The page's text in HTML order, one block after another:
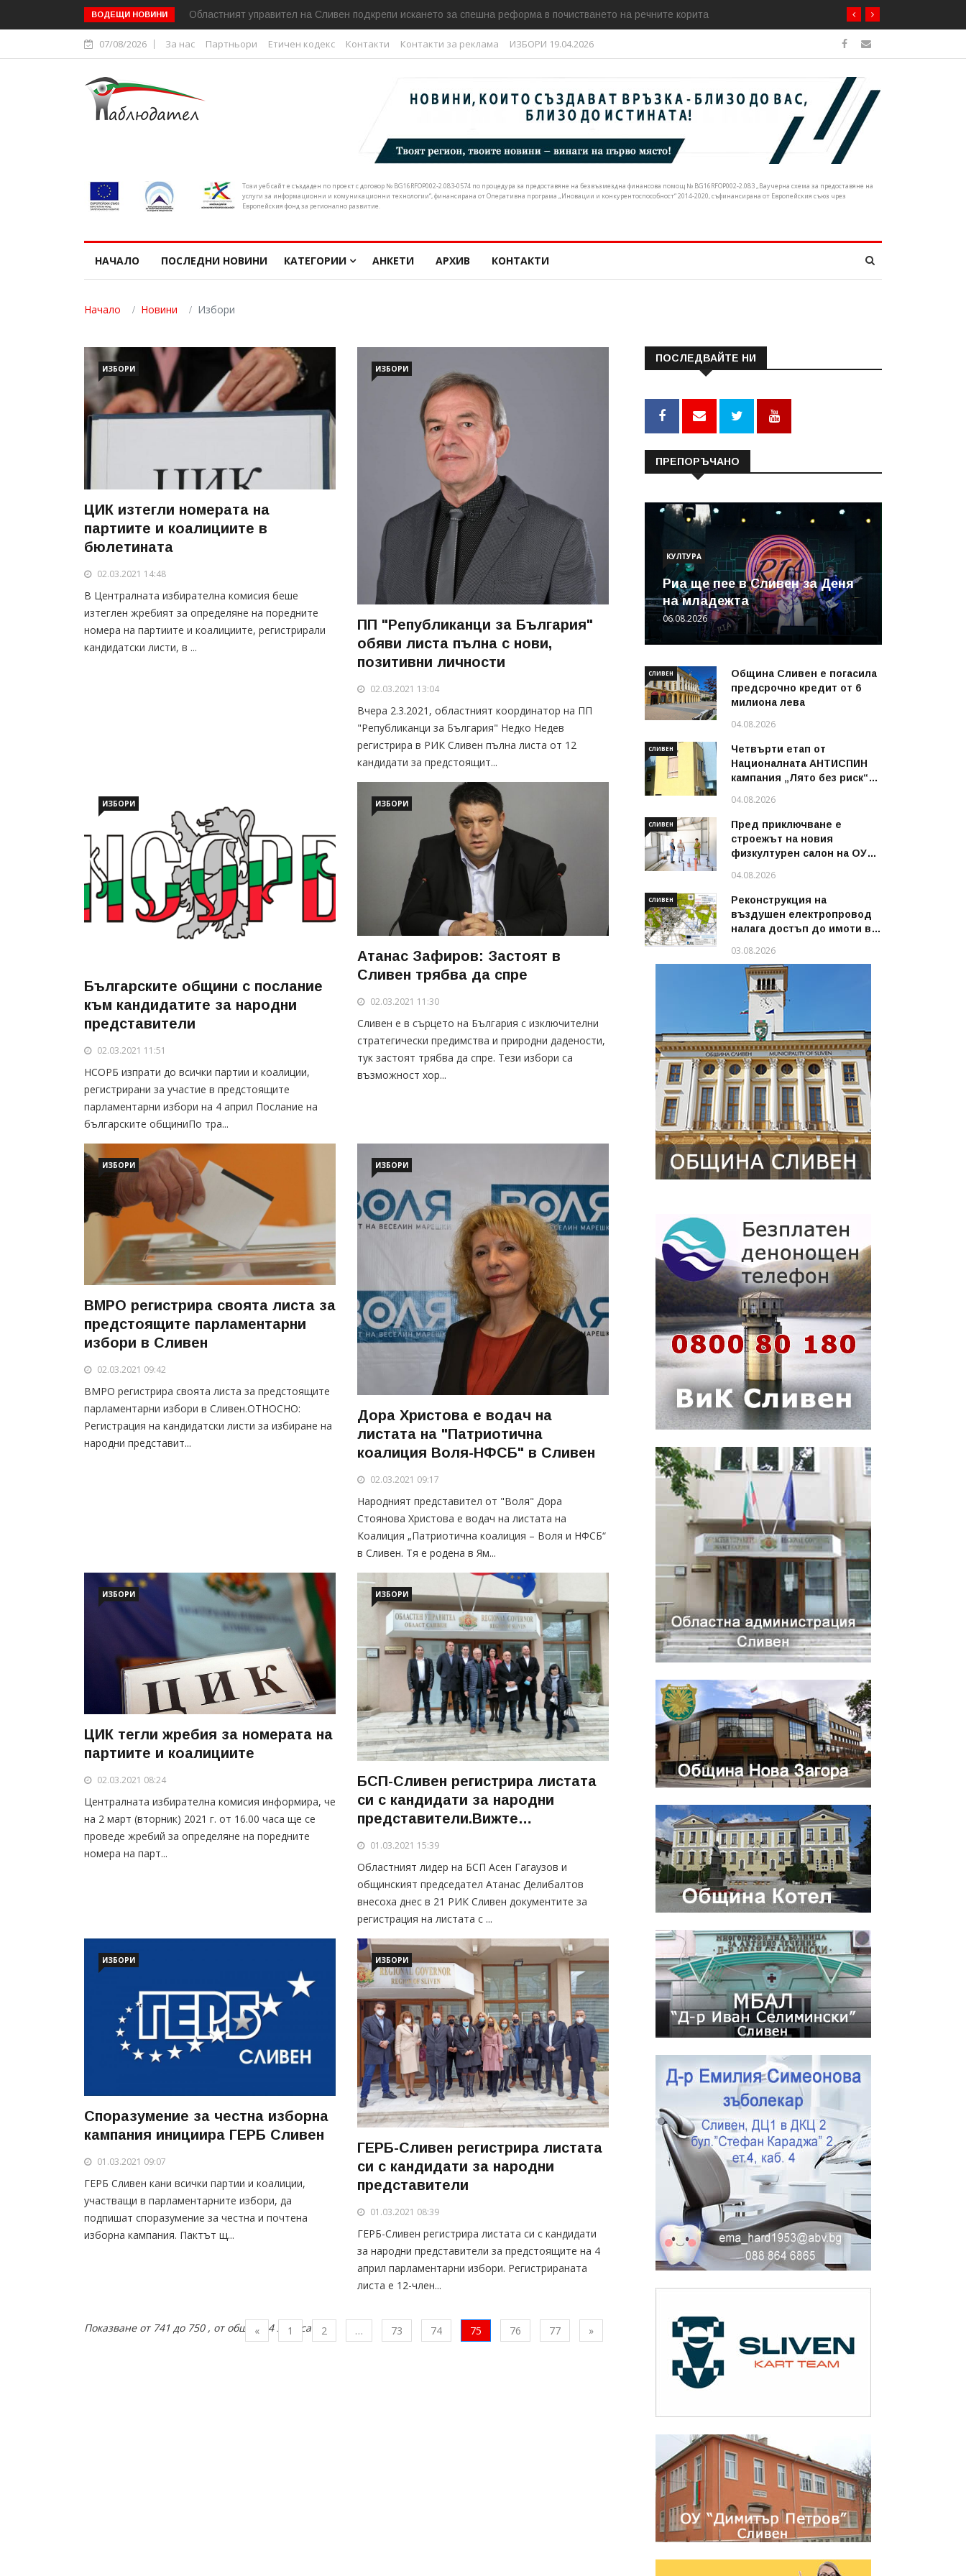
ВОДЕЩИ НОВИНИ Областният управител на Сливен подкрепи искането за спешна реформа в почистването на речните корита
07/08/2026 За нас Партньори Етичен кодекс Контакти Контакти за реклама ИЗБОРИ 19.04.2026
Този уеб сайт е създаден по проект с договор № BG16RFOP002-2.083-0574 по процедура за предоставяне на безвъзмездна финансова помощ № BG16RFOP002-2.083 „Ваучерна схема за предоставяне на
услуги за информационни и комуникационни технологии“, финансирана от Оперативна програма „Иновации и конкурентоспособност“ 2014-2020, съфинансирана от Европейския съюз чрез
Европейския фонд за регионално развитие.
НАЧАЛО ПОСЛЕДНИ НОВИНИ КАТЕГОРИИ АНКЕТИ АРХИВ КОНТАКТИ
Начало Новини Избори
ИЗБОРИ
ЦИК изтегли номерата на
партиите и коалициите в
бюлетината
02.03.2021 14:48
В Централната избирателна комисия беше
изтеглен жребият за определяне на поредните
номера на партиите и коалициите, регистрирали
кандидатски листи, в ...
ИЗБОРИ
ПП "Републиканци за България"
обяви листа пълна с нови,
позитивни личности
02.03.2021 13:04
Вчера 2.3.2021, областният координатор на ПП
"Републиканци за България" Недко Недев
регистрира в РИК Сливен пълна листа от 12
кандидати за предстоящит...
ИЗБОРИ
Българските общини с послание
към кандидатите за народни
представители
02.03.2021 11:51
НСОРБ изпрати до всички партии и коалиции,
регистрирани за участие в предстоящите
парламентарни избори на 4 април Послание на
българските общиниПо тра...
ИЗБОРИ
Атанас Зафиров: Застоят в
Сливен трябва да спре
02.03.2021 11:30
Сливен е в сърцето на България с изключителни
стратегически предимства и природни дадености,
тук застоят трябва да спре. Тези избори са
възможност хор...
ИЗБОРИ
ВМРО регистрира своята листа за
предстоящите парламентарни
избори в Сливен
02.03.2021 09:42
ВМРО регистрира своята листа за предстоящите
парламентарни избори в Сливен.ОТНОСНО:
Регистрация на кандидатски листи за избиране на
народни представит...
ИЗБОРИ
Дора Христова е водач на
листата на "Патриотична
коалиция Воля-НФСБ" в Сливен
02.03.2021 09:17
Народният представител от "Воля" Дора
Стоянова Христова е водач на листата на
Коалиция „Патриотична коалиция – Воля и НФСБ“
в Сливен. Тя е родена в Ям...
ИЗБОРИ
ЦИК тегли жребия за номерата на
партиите и коалициите
02.03.2021 08:24
Централната избирателна комисия информира, че
на 2 март (вторник) 2021 г. от 16.00 часа ще се
проведе жребий за определяне на поредните
номера на парт...
ИЗБОРИ
БСП-Сливен регистрира листата
си с кандидати за народни
представители.Вижте
01.03.2021 15:39
Областният лидер на БСП Асен Гагаузов и
общинският председател Атанас Делибалтов
внесоха днес в 21 РИК Сливен документите за
регистрация на листата с ...
ИЗБОРИ
Споразумение за честна изборна
кампания инициира ГЕРБ Сливен
01.03.2021 09:07
ГЕРБ Сливен кани всички партии и коалиции,
участващи в парламентарните избори, да
подпишат споразумение за честна и почтена
изборна кампания. Пактът щ...
ИЗБОРИ
ГЕРБ-Сливен регистрира листата
си с кандидати за народни
представители
01.03.2021 08:39
ГЕРБ-Сливен регистрира листата си с кандидати
за народни представители за предстоящите на 4
април парламентарни избори. Регистрираната
листа е 12-член...
Показване от 741 до 750 , от общо 764 записа
«Предишна
1 2 … 73 74 75 76 77 »Следваща
ПОСЛЕДВАЙТЕ НИ
ПРЕПОРЪЧАНО
КУЛТУРА
Риа ще пее в Сливен за Деня
на младежта
06.08.2026
СЛИВЕН
Община Сливен е погасила
предсрочно кредит от 6
милиона лева
04.08.2026
СЛИВЕН
Четвърти етап от
Националната АНТИСПИН
кампания „Лято без риск“
през август 2026 г.
04.08.2026
СЛИВЕН
Пред приключване е
строежът на новия
физкултурен салон на ОУ
Сливен
04.08.2026
СЛИВЕН
Реконструкция на
въздушен електропровод
налага достъп до имоти в
03.08.2026